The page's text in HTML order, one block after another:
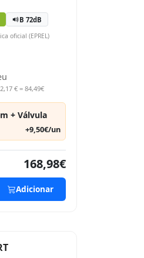
B 72dB
oficial (EPREL)
€ = 84,49€
+ Válvula
+9,50€/un
168,98€
Adicionar